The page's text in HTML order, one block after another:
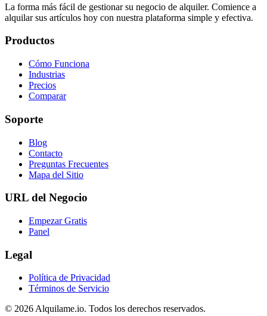
La forma más fácil de gestionar su negocio de alquiler. Comience a
alquilar sus artículos hoy con nuestra plataforma simple y efectiva.
Productos
Cómo Funciona
Industrias
Precios
Comparar
Soporte
Blog
Contacto
Preguntas Frecuentes
Mapa del Sitio
URL del Negocio
Empezar Gratis
Panel
Legal
Política de Privacidad
Términos de Servicio
© 2026 Alquilame.io. Todos los derechos reservados.